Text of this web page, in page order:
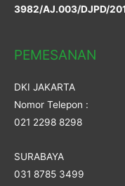
3982/AJ.003/DJPD/
PEMESANAN
DKI JAKARTA
Nomor Telepon :
021 2298 8298
SURABAYA
031 8785 3499